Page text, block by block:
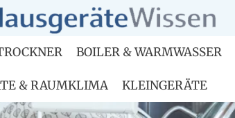
BOILER & WARMWASSER
& RAUMKLIMA KLEINGERÄTE